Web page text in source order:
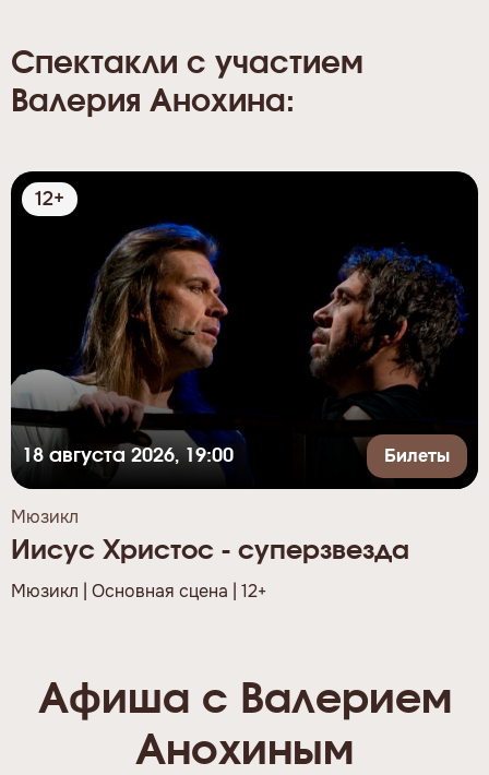
Спектакли с участием
Валерия Анохина:
12+
18 августа 2026, 19:00 Билеты
Мюзикл
Иисус Христос - суперзвезда
Мюзикл | Основная сцена | 12+
Афиша с Валерием
Анохиным